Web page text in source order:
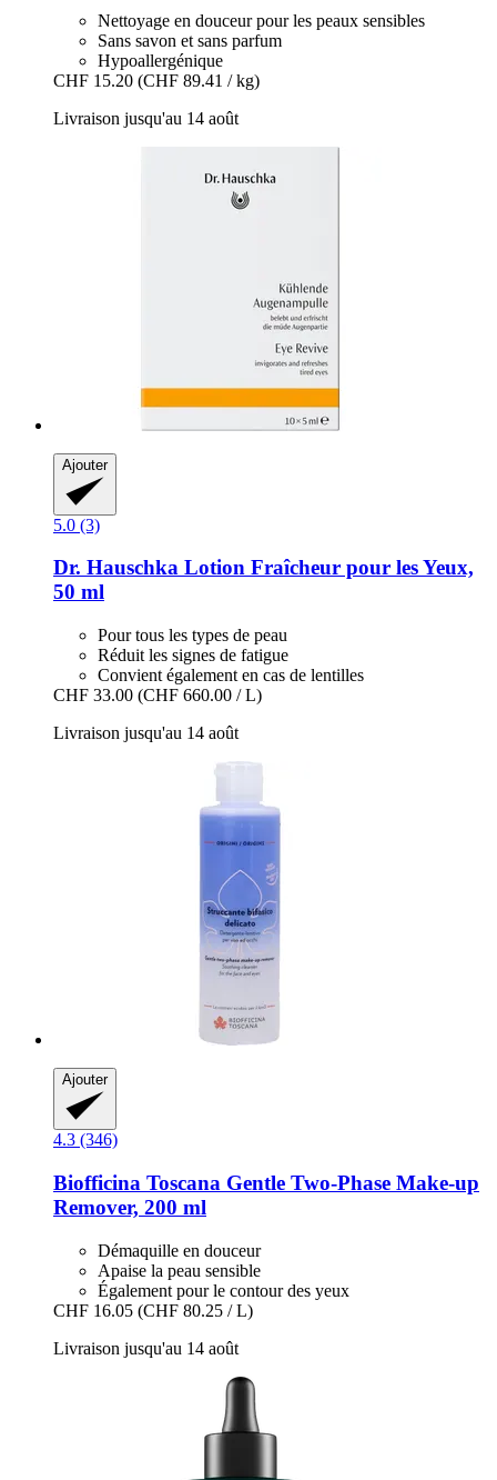
Nettoyage en douceur pour les peaux sensibles
Sans savon et sans parfum
Hypoallergénique
CHF 15.20 (CHF 89.41 / kg)
Livraison jusqu'au 14 août
Ajouter
5.0 (3)
Dr. Hauschka Lotion Fraîcheur pour les Yeux,
50 ml
Pour tous les types de peau
Réduit les signes de fatigue
Convient également en cas de lentilles
CHF 33.00 (CHF 660.00 / L)
Livraison jusqu'au 14 août
Ajouter
4.3 (346)
Biofficina Toscana Gentle Two-​Phase Make-​up
Remover, 200 ml
Démaquille en douceur
Apaise la peau sensible
Également pour le contour des yeux
CHF 16.05 (CHF 80.25 / L)
Livraison jusqu'au 14 août